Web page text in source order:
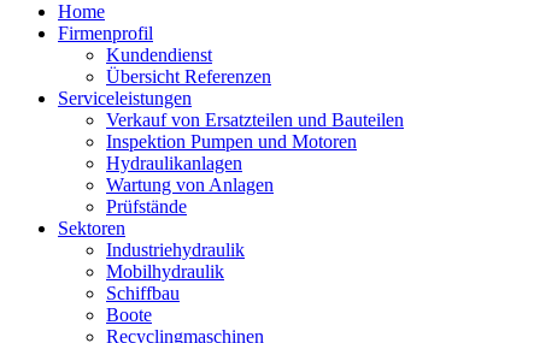
Home
Firmenprofil
Kundendienst
Übersicht Referenzen
Serviceleistungen
Verkauf von Ersatzteilen und Bauteilen
Inspektion Pumpen und Motoren
Hydraulikanlagen
Wartung von Anlagen
Prüfstände
Sektoren
Industriehydraulik
Mobilhydraulik
Schiffbau
Boote
Recyclingmaschinen